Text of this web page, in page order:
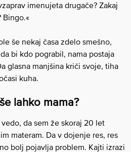
imenujeta drugače? Zakaj
Bingo.«
še nekaj časa zdelo smešno,
bi kdo pograbil, nama postaja
glasna manjšina kriči svoje, tiha
kuha.
lahko mama?
da sem že skoraj 20 let
materam. Da v dojenje res, res
bolj pojavlja problem. Kajti izrazi